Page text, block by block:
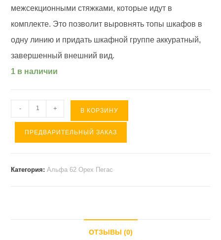
межсекционными стяжками, которые идут в
комплекте. Это позволит выровнять топы шкафов в
одну линию и придать шкафной группе аккуратный,
завершенный внешний вид.
1 в наличии
Количество
товара
Шкаф
- + В КОРЗИНУ
ПРЕДВАРИТЕЛЬНЫЙ ЗАКАЗ
Категория:Альфа 62 Орех Пегас
ОТЗЫВЫ (0)